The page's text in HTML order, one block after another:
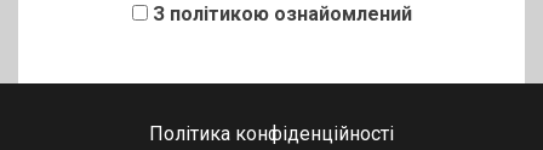
З політикою ознайомлений
Політика конфіденційності